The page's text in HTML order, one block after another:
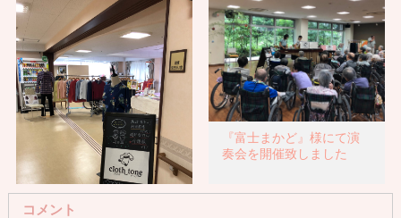
ルシェに参加しました
『富士まかど』様にて演
奏会を開催致しました
コメント